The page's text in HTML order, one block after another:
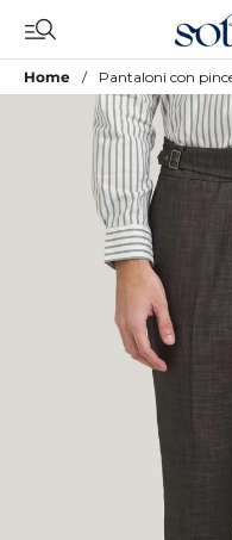
contenuto
Home Pantaloni con
Aggiungi a Lista